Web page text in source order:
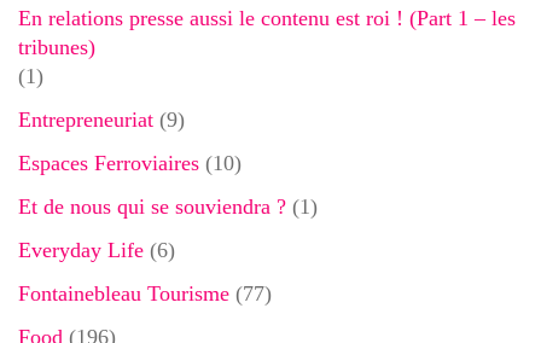
En relations presse aussi le contenu est roi ! (Part 1 – les
tribunes)
(1)
Entrepreneuriat (9)
Espaces Ferroviaires (10)
Et de nous qui se souviendra ? (1)
Everyday Life (6)
Fontainebleau Tourisme (77)
Food (196)